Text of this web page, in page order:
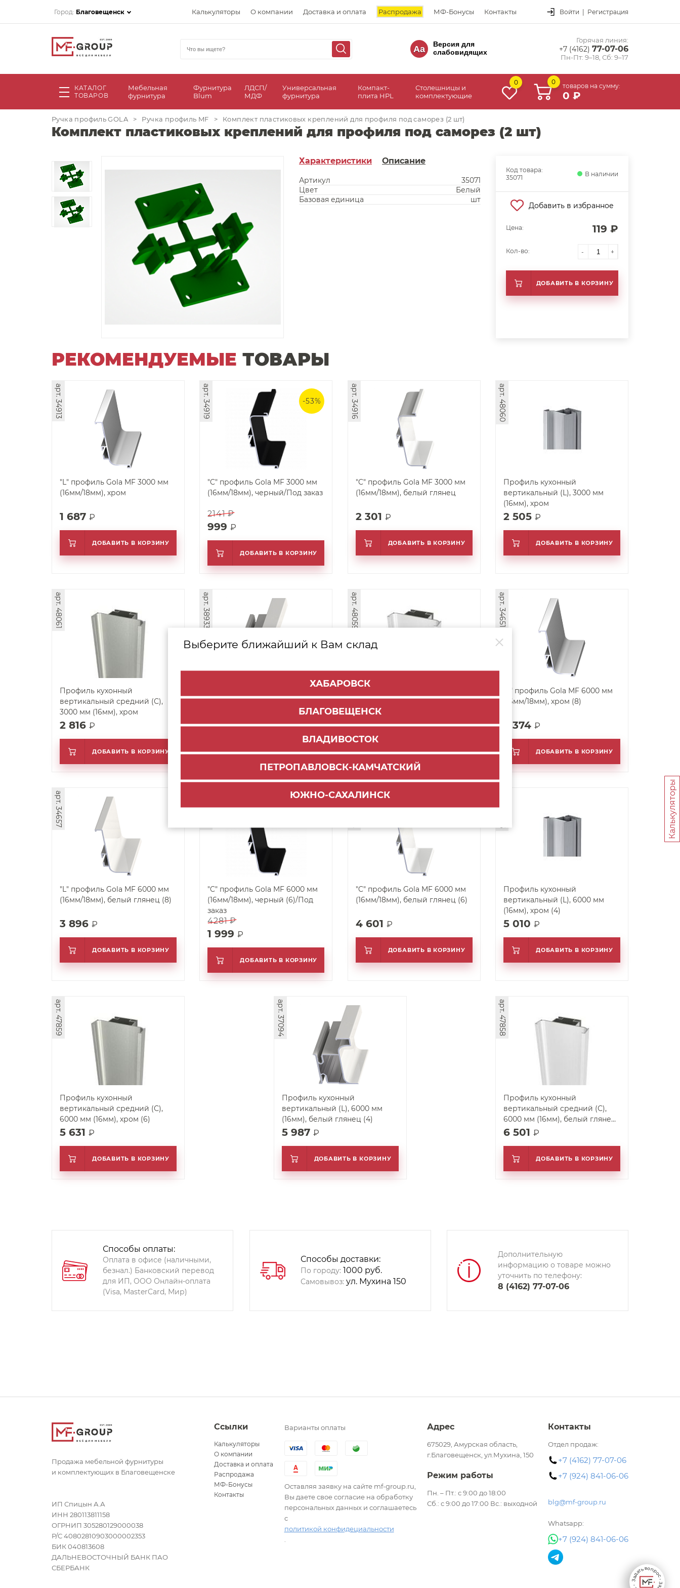
Город: Благовещенск Калькуляторы О компании Доставка и оплата Распродажа МФ-Бонусы Контакты Войти | Регистрация
Aa
Версия для
слабовидящих
Горячая линия:
+7 (4162) 77-07-06
Пн-Пт: 9–18, Сб: 9–17
КАТАЛОГ
ТОВАРОВ
Мебельная
фурнитура
Фурнитура
Blum
ЛДСП/
МДФ
Универсальная
фурнитура
Компакт-
плита HPL
Столешницы и
комплектующие
0 0
товаров на сумму:
0 ₽
Выберите ближайший к Вам склад
ХАБАРОВСК
БЛАГОВЕЩЕНСК
ВЛАДИВОСТОК
ПЕТРОПАВЛОВСК-КАМЧАТСКИЙ
ЮЖНО-САХАЛИНСК
Ручка профиль GOLA > Ручка профиль MF > Комплект пластиковых креплений для профиля под саморез (2 шт)
Комплект пластиковых креплений для профиля под саморез (2 шт)
Характеристики Описание
Артикул
35071
Цвет
Белый
Базовая единица
шт
Код товара:
35071
В наличии
Добавить в избранное
Цена: 119 ₽
Кол-во: - +
ДОБАВИТЬ В КОРЗИНУ
РЕКОМЕНДУЕМЫЕ ТОВАРЫ
"L" профиль Gola MF 3000 мм
(16мм/18мм), хром
арт. 34913
1 687 ₽
ДОБАВИТЬ В КОРЗИНУ
-53%
"C" профиль Gola MF 3000 мм
(16мм/18мм), черный/Под заказ
арт. 34919
2141 ₽
999₽
ДОБАВИТЬ В КОРЗИНУ
"C" профиль Gola MF 3000 мм
(16мм/18мм), белый глянец
арт. 34916
2 301 ₽
ДОБАВИТЬ В КОРЗИНУ
Профиль кухонный
вертикальный (L), 3000 мм
(16мм), хром
арт. 48060
2 505 ₽
ДОБАВИТЬ В КОРЗИНУ
Профиль кухонный
вертикальный средний (С),
3000 мм (16мм), хром
арт. 48061
2 816 ₽
ДОБАВИТЬ В КОРЗИНУ
вертикальный (L), 3000 мм
арт. 38933
2 994₽
ДОБАВИТЬ В КОРЗИНУ
вертикальный средний (С),
3000 мм (16мм), белый глянец
арт. 48059
3 251₽
ДОБАВИТЬ В КОРЗИНУ
"L" профиль Gola MF 6000 мм
(16мм/18мм), хром (8)
арт. 34651
3 374 ₽
ДОБАВИТЬ В КОРЗИНУ
"L" профиль Gola MF 6000 мм
(16мм/18мм), белый глянец (8)
арт. 34657
3 896 ₽
ДОБАВИТЬ В КОРЗИНУ
-53%
"C" профиль Gola MF 6000 мм
(16мм/18мм), черный (6)/Под
заказ
арт. 34635
4281 ₽
1 999₽
ДОБАВИТЬ В КОРЗИНУ
"C" профиль Gola MF 6000 мм
(16мм/18мм), белый глянец (6)
арт. 34658
4 601 ₽
ДОБАВИТЬ В КОРЗИНУ
Профиль кухонный
вертикальный (L), 6000 мм
(16мм), хром (4)
арт. 40426
5 010 ₽
ДОБАВИТЬ В КОРЗИНУ
Профиль кухонный
вертикальный средний (С),
6000 мм (16мм), хром (6)
арт. 47859
5 631 ₽
ДОБАВИТЬ В КОРЗИНУ
Профиль кухонный
вертикальный (L), 6000 мм
(16мм), белый глянец (4)
арт. 37094
5 987 ₽
ДОБАВИТЬ В КОРЗИНУ
Профиль кухонный
вертикальный средний (С),
6000 мм (16мм), белый глянец
(6)
арт. 47858
6 501 ₽
ДОБАВИТЬ В КОРЗИНУ
Способы оплаты:
Оплата в офисе (наличными,
безнал.) Банковский перевод
для ИП, ООО Онлайн-оплата
(Visa, MasterCard, Мир)
Способы доставки:
По городу: 1000 руб.
Самовывоз: ул. Мухина 150
Дополнительную
информацию о товаре можно
уточнить по телефону:
8 (4162) 77-07-06
Калькуляторы
Продажа мебельной фурнитуры
и комплектующих в Благовещенске
ИП Спицын А.А
ИНН 280113811158
ОГРНИП 305280129000038
Р/С 40802810903000002353
БИК 040813608
ДАЛЬНЕВОСТОЧНЫЙ БАНК ПАО
СБЕРБАНК
Ссылки
Калькуляторы
О компании
Доставка и оплата
Распродажа
МФ-Бонусы
Контакты
Варианты оплаты
Оставляя заявку на сайте mf-group.ru,
Вы даете свое согласие на обработку
персональных данных и соглашаетесь
с
политикой конфидециальности
Адрес
675029, Амурская область,
г.Благовещенск, ул.Мухина, 150
Режим работы
Пн. – Пт.: с 9:00 до 18:00
Сб.: с 9:00 до 17:00 Вс.: выходной
Контакты
Отдел продаж:
+7 (4162) 77-07-06
+7 (924) 841-06-06
blg@mf-group.ru
Whatsapp:
+7 (924) 841-06-06